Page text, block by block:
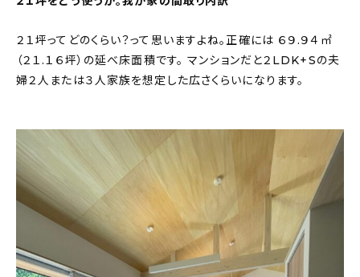
２１坪ってどのくらい？って思いますよね。正確には ６９.９４㎡
（２１.１６坪）の延べ床面積です。 マンションだと２LDK+Sの夫
婦２人または３人家族を想定した広さくらいになります。